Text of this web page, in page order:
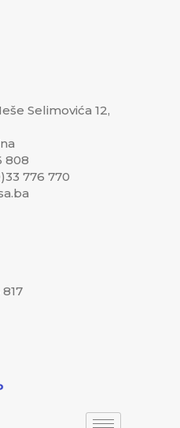
Selimovića 12,
808
776 770